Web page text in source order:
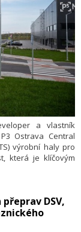
a vlastník
Ostrava Central
výrobní haly pro
která je klíčovým
svých výrobních
m² a primárním
představuje
parku, ale i první
DSV,